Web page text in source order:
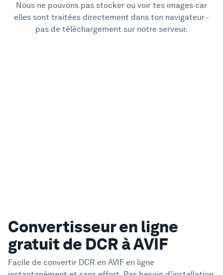
Nous ne pouvons pas stocker ou voir tes images car
elles sont traitées directement dans ton navigateur -
pas de téléchargement sur notre serveur.
Convertisseur en ligne
gratuit de DCR à AVIF
Facile de convertir DCR en AVIF en ligne